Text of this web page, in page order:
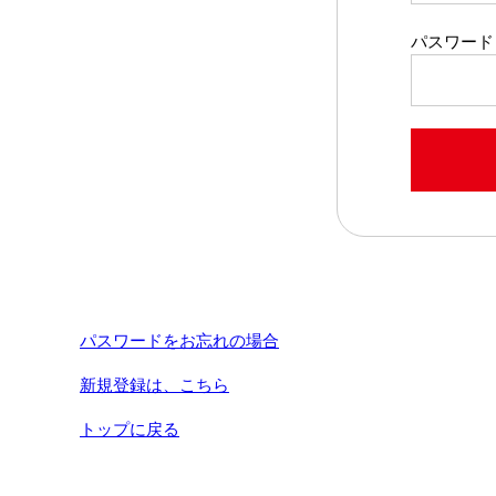
パスワード
パスワードをお忘れの場合
新規登録は、こちら
トップに戻る